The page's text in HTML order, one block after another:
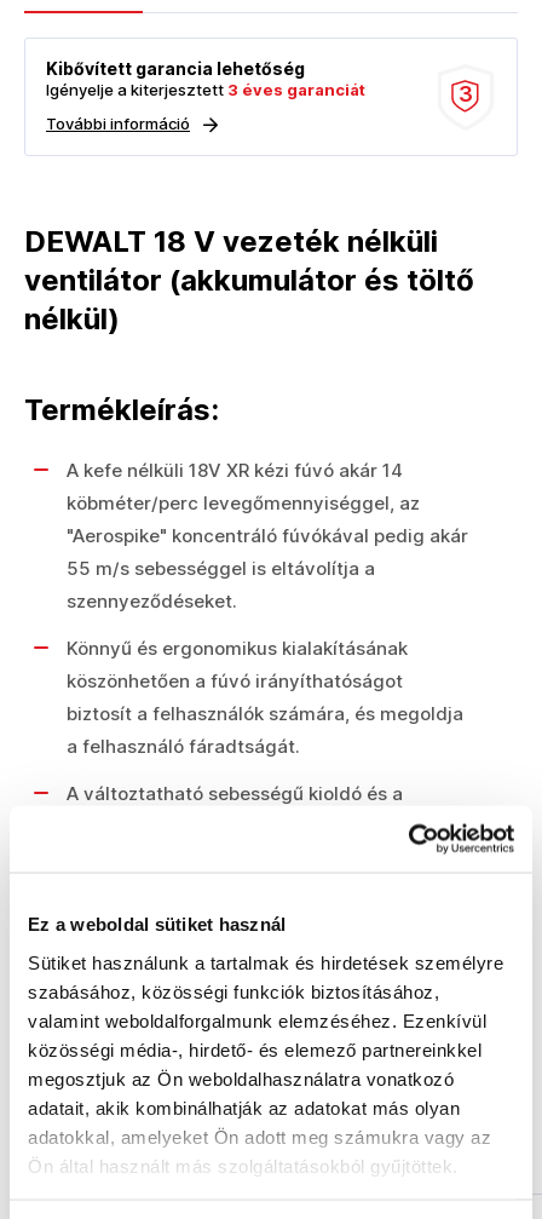
Ez a weboldal sütiket használ
Sütiket használunk a tartalmak és hirdetések személyre
szabásához, közösségi funkciók biztosításához,
valamint weboldalforgalmunk elemzéséhez. Ezenkívül
közösségi média-, hirdető- és elemező partnereinkkel
megosztjuk az Ön weboldalhasználatra vonatkozó
adatait, akik kombinálhatják az adatokat más olyan
adatokkal, amelyeket Ön adott meg számukra vagy az
Ön által használt más szolgáltatásokból gyűjtöttek.
3
Kibővített garancia lehetőség
Igényelje a kiterjesztett 3 éves garanciát
További információ
DEWALT 18 V vezeték nélküli
ventilátor (akkumulátor és töltő
nélkül)
Termékleírás:
A kefe nélküli 18V XR kézi fúvó akár 14
köbméter/perc levegőmennyiséggel, az
"Aerospike" koncentráló fúvókával pedig akár
55 m/s sebességgel is eltávolítja a
szennyeződéseket.
Könnyű és ergonomikus kialakításának
köszönhetően a fúvó irányíthatóságot
biztosít a felhasználók számára, és megoldja
a felhasználó fáradtságát.
A változtatható sebességű kioldó és a
sebességrögzítés teljes ellenőrzést biztosít a
Csomag tartalma:
1x fúvótest
Hasonló termékek